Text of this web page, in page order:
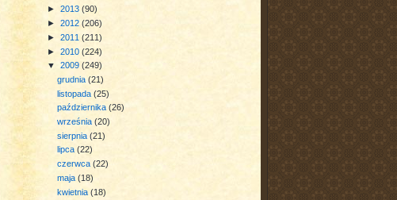
► 2013 (90)
► 2012 (206)
► 2011 (211)
► 2010 (224)
▼ 2009 (249)
grudnia(21)
listopada(25)
października(26)
września(20)
sierpnia(21)
lipca(22)
czerwca(22)
maja(18)
kwietnia(18)